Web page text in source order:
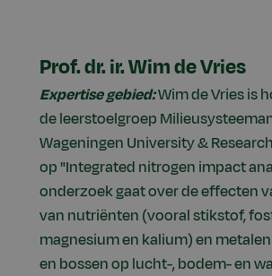
Prof. dr. ir. Wim de Vries
Expertise gebied:Wim de Vries is
de leerstoelgroep
Wageningen University &
op "Integrated nitrogen impact
onderzoek gaat over de effecten
van nutriënten (vooral stikstof,
magnesium en kalium) en
en bossen op lucht-, bodem- en